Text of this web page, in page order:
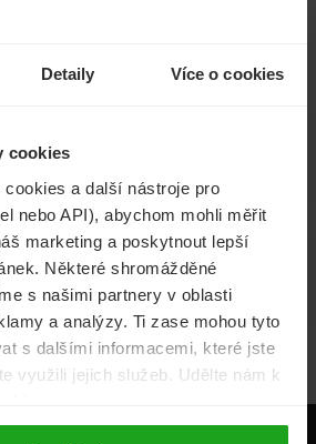
Detaily Více o cookies
cookies
a další nástroje pro
nebo API), abychom mohli měřit
marketing a poskytnout lepší
Některé shromážděné
s našimi partnery v oblasti
a analýzy. Ti zase mohou tyto
s dalšími informacemi, které jste
využili jejich služeb. Udělte nám k
Energie